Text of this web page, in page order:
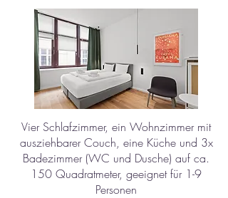
Vier Schlafzimmer, ein Wohnzimmer mit
ausziehbarer Couch, eine Küche und 3x
Badezimmer (WC und Dusche) auf ca.
150 Quadratmeter, geeignet für 1-9
Personen